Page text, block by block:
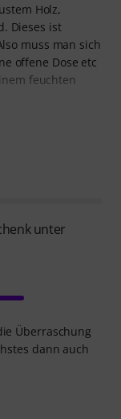
Holz,
Dieses ist
muss man sich
offene Dose etc
feuchten
unter
Überraschung
dann auch